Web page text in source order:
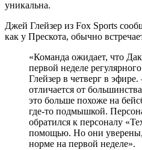
уникальна.
Джей Глейзер из Fox Sports
как у Прескота, обычно
«Команда ожидает, что
первой неделе
Глейзер в четверг в
отличается от
это больше похоже на
где-то подмышкой.
обратился к персоналу
помощью. Но они уверены,
норме на первой неделе».